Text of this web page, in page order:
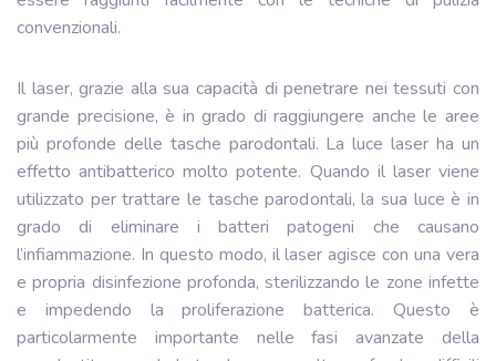
convenzionali.
Il laser, grazie alla sua capacità di penetrare nei tessuti con
grande precisione, è in grado di raggiungere anche le aree
più profonde delle tasche parodontali. La luce laser ha un
effetto antibatterico molto potente. Quando il laser viene
utilizzato per trattare le tasche parodontali, la sua luce è in
grado di eliminare i batteri patogeni che causano
l’infiammazione. In questo modo, il laser agisce con una vera
e propria disinfezione profonda, sterilizzando le zone infette
e impedendo la proliferazione batterica. Questo è
particolarmente importante nelle fasi avanzate della